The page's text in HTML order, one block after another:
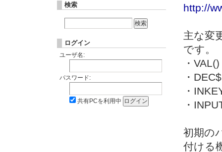
http://
主な変
です。
・VAL()
・
・
・
初期の
付ける
検索
ログイン
ユーザ名:
パスワード:
共有PCを利用中